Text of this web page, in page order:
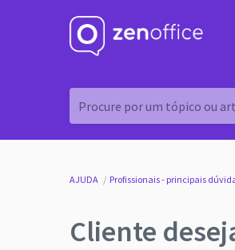
Procure por um tópico ou
AJUDA Profissionais - principais
Cliente